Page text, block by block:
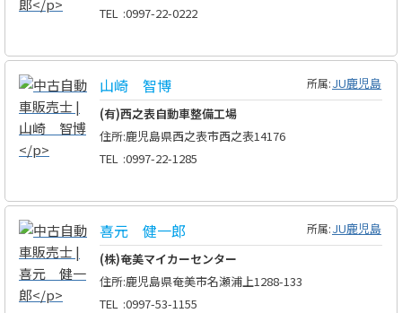
TEL :0997-22-0222
山崎 智博 所属:JU鹿児島
(有)西之表自動車整備工場
住所:鹿児島県西之表市西之表14176
TEL :0997-22-1285
喜元 健一郎 所属:JU鹿児島
(株)奄美マイカーセンター
住所:鹿児島県奄美市名瀬浦上1288-133
TEL :0997-53-1155